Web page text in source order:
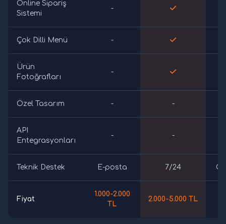
Online Sipariş
Sistemi
-
Çok Dilli Menü -
Ürün
Fotoğrafları
-
Özel Tasarım - -
API
Entegrasyonları
- -
Teknik Destek E-posta 7/24
Fiyat
1.000-2.000
TL
2.000-5.000 TL